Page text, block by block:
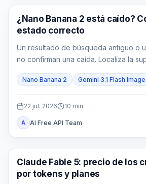
Imagen Gemini
¿Nano Banana 2 está caído?
estado correcto
Un resultado de búsqueda antiguo o
no confirman una caída. Localiza la
Nano Banana 2 Gemini 3.1 Flash Image
22 jul. 2026 10 min
A AI Free API Team
Claude
Claude Fable 5: precio de los
por tokens y planes